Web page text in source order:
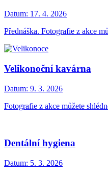
Datum: 17. 4. 2026
Přednáška. Fotografie z akce
Velikonoční kavárna
Datum: 9. 3. 2026
Fotografie z akce můžete
Dentální hygiena
Datum: 5. 3. 2026